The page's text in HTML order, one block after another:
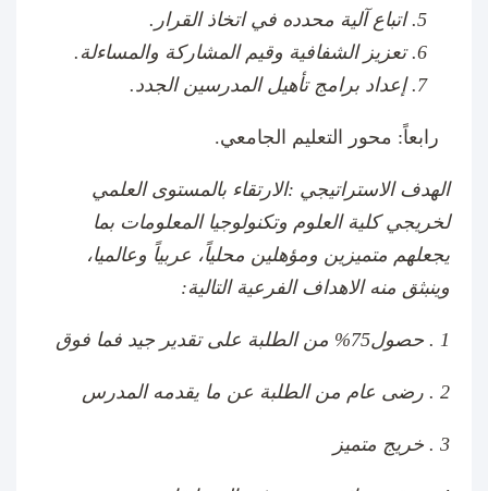
اتباع آلية محدده في اتخاذ القرار.
تعزيز الشفافية وقيم المشاركة والمساءلة.
إعداد برامج تأهيل المدرسين الجدد.
رابعاً: محور التعليم الجامعي.
الهدف الاستراتيجي :الارتقاء بالمستوى العلمي
لخريجي كلية العلوم وتكنولوجيا المعلومات بما
يجعلهم متميزين ومؤهلين محلياً، عربياً وعالميا،
وينبثق منه الاهداف الفرعية التالية:
1 . حصول75% من الطلبة على تقدير جيد فما فوق
2 . رضى عام من الطلبة عن ما يقدمه المدرس
3 . خريج متميز